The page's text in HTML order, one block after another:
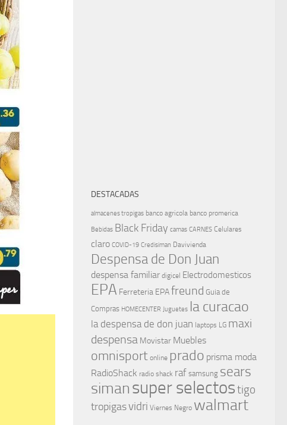
DESTACADAS
almacenes tropigas banco agricola banco promerica
Bebidas Black Friday camas CARNES Celulares
claro COVID-19 Credisiman Davivienda
Despensa de Don Juan
despensa familiar digicel Electrodomesticos
EPA Ferreteria EPAfreund Guia de
Compras HOMECENTER Juguetes la curacao
la despensa de don juan laptops LG maxi
despensa Movistar Muebles
omnisport online prado prisma moda
RadioShack radio shack raf samsung sears
simansuper selectostigo
tropigasvidri Viernes Negro walmart